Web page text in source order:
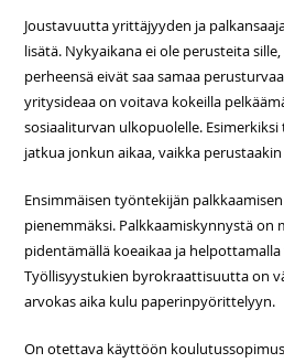
Joustavuutta yrittäjyyden ja
lisätä. Nykyaikana ei ole perusteita
perheensä eivät saa samaa
yritysideaa on voitava kokeilla
sosiaaliturvan ulkopuolelle.
jatkua jonkun aikaa, vaikka
Ensimmäisen työntekijän
pienemmäksi. Palkkaamiskynnystä on
pidentämällä koeaikaa ja
Työllisyystukien byrokraattisuutta on
arvokas aika kulu paperinpyörittelyyn.
On otettava käyttöön